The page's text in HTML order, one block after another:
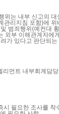
위는 내부 신고의
관리지침 포함)에 위
범죄행위(예컨대
외부 이해관계자에
가 있다고 판단되는
리먼트 내부회계담
시 필요한 조사를